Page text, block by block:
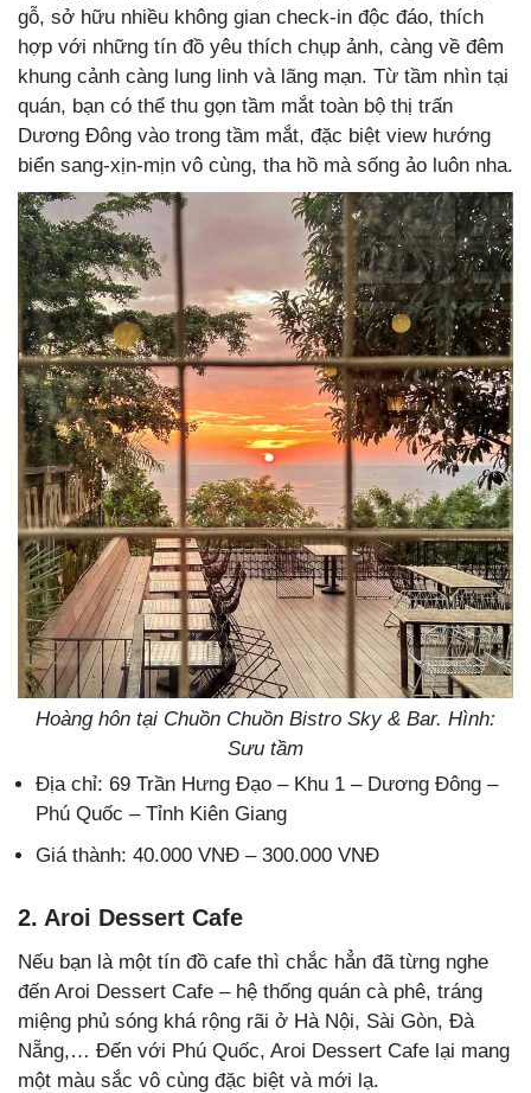
gỗ, sở hữu nhiều không gian check-in độc đáo, thích
hợp với những tín đồ yêu thích chụp ảnh, càng về đêm
khung cảnh càng lung linh và lãng mạn. Từ tầm nhìn tại
quán, bạn có thể thu gọn tầm mắt toàn bộ thị trấn
Dương Đông vào trong tầm mắt, đặc biệt view hướng
biển sang-xịn-mịn vô cùng, tha hồ mà sống ảo luôn nha.
Hoàng hôn tại Chuồn Chuồn Bistro Sky & Bar. Hình:
Sưu tầm
Địa chỉ: 69 Trần Hưng Đạo – Khu 1 – Dương Đông –
Phú Quốc – Tỉnh Kiên Giang
Giá thành: 40.000 VNĐ – 300.000 VNĐ
2. Aroi Dessert Cafe
Nếu bạn là một tín đồ cafe thì chắc hẳn đã từng nghe
đến Aroi Dessert Cafe – hệ thống quán cà phê, tráng
miệng phủ sóng khá rộng rãi ở Hà Nội, Sài Gòn, Đà
Nẵng,… Đến với Phú Quốc, Aroi Dessert Cafe lại mang
một màu sắc vô cùng đặc biệt và mới lạ.